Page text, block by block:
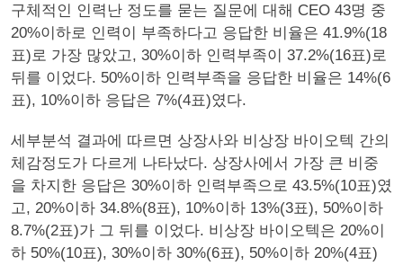
구체적인 인력난 정도를 묻는 질문에 대해 CEO 43명 중
20%이하로 인력이 부족하다고 응답한 비율은 41.9%(18
표)로 가장 많았고, 30%이하 인력부족이 37.2%(16표)로
뒤를 이었다. 50%이하 인력부족을 응답한 비율은 14%(6
표), 10%이하 응답은 7%(4표)였다.
세부분석 결과에 따르면 상장사와 비상장 바이오텍 간의
체감정도가 다르게 나타났다. 상장사에서 가장 큰 비중
을 차지한 응답은 30%이하 인력부족으로 43.5%(10표)였
고, 20%이하 34.8%(8표), 10%이하 13%(3표), 50%이하
8.7%(2표)가 그 뒤를 이었다. 비상장 바이오텍은 20%이
하 50%(10표), 30%이하 30%(6표), 50%이하 20%(4표)